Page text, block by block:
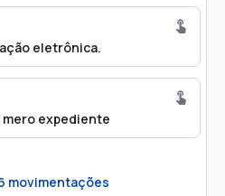
eletrônica.
expediente
movimentações